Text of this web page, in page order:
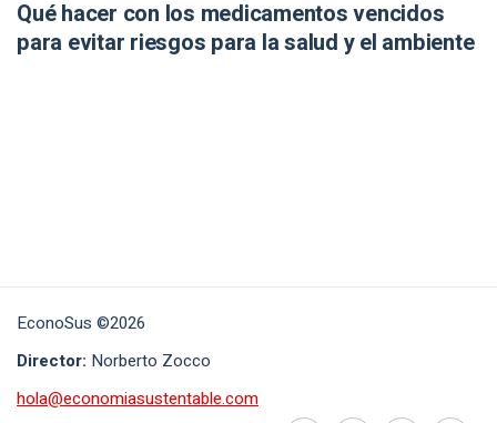
Qué hacer con los medicamentos vencidos
para evitar riesgos para la salud y el ambiente
EconoSus ©2026
Director: Norberto Zocco
hola@economiasustentable.com